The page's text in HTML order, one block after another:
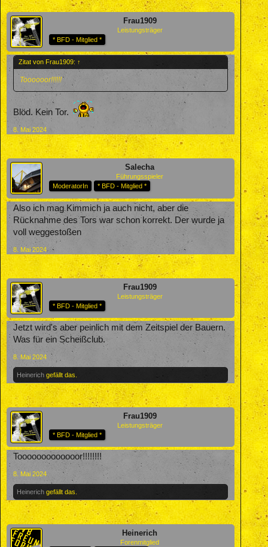
Frau1909
Leistungsträger
* BFD - Mitglied *
Zitat von Frau1909: ↑
Toooooor!!!!!!
Blöd. Kein Tor.
8. Mai 2024
Salecha
Führungsspieler
ModeratorIn
* BFD - Mitglied *
Also ich mag Kimmich ja auch nicht, aber die
Rücknahme des Tors war schon korrekt. Der wurde ja
voll weggestoßen
8. Mai 2024
Frau1909
Leistungsträger
* BFD - Mitglied *
Jetzt wird's aber peinlich mit dem Zeitspiel der Bauern.
Was für ein Scheißclub.
8. Mai 2024
Heinerich gefällt das.
Frau1909
Leistungsträger
* BFD - Mitglied *
Tooooooooooooor!!!!!!!!
8. Mai 2024
Heinerich gefällt das.
Heinerich
Forenmitglied